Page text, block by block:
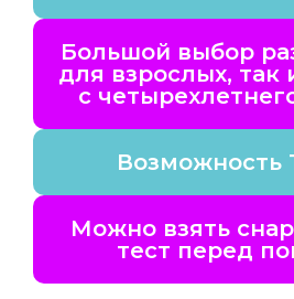
Большой выбор
для взрослых, так
с
Возможность
Можно взять
тест перед